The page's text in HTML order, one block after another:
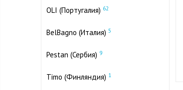
OLI (Португалия) 62
BelBagno (Италия) 5
Pestan (Сербия) 9
Timo (Финляндия) 1